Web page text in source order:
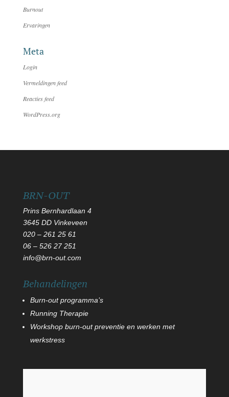
Burnout
Ervaringen
Meta
Login
Vermeldingen feed
Reacties feed
WordPress.org
BRN-OUT
Prins Bernhardlaan 4
3645 DD Vinkeveen
020 – 261 25 61
06 –526 27 251
info@brn-out.com
Behandelingen
Burn-out programma’s
Running Therapie
Workshop burn-out preventie en werken met
werkstress